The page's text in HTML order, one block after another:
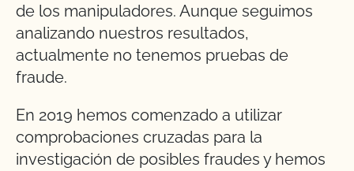
de los manipuladores. Aunque seguimos
analizando nuestros resultados,
actualmente no tenemos pruebas de
fraude.
En 2019 hemos comenzado a utilizar
comprobaciones cruzadas para la
investigación de posibles fraudes y hemos